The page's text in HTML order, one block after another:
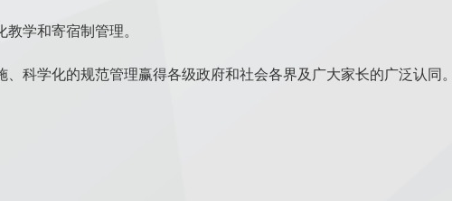
学和寄宿制管理。
科学化的规范管理赢得各级政府和社会各界及广大家长的广泛认同